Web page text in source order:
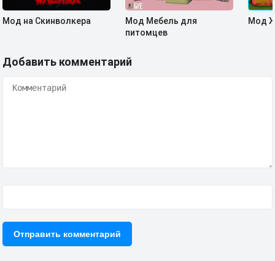
Мод на Скинволкера
Мод Мебель для
питомцев
Мод
Добавить комментарий